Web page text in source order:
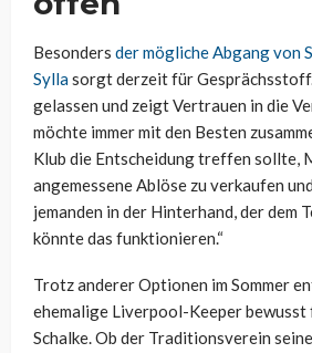
Besonders der mögliche Abgang von
Syllasorgt derzeit für
gelassen und zeigt Vertrauen in die
möchte immer mit den Besten
Klub die Entscheidung treffen sollte,
angemessene Ablöse zu verkaufen
jemanden in der Hinterhand, der dem
könnte das funktionieren.“
Trotz anderer Optionen im Sommer
ehemalige Liverpool-Keeper bewusst
Schalke. Ob der Traditionsverein